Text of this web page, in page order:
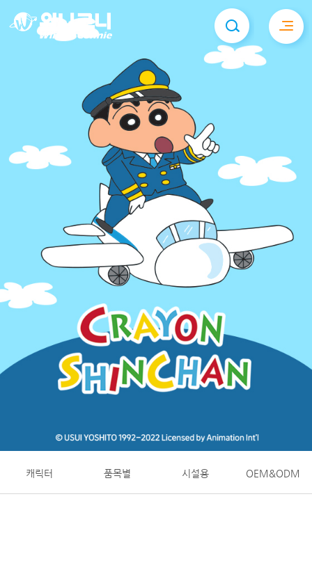
캐릭터 품목별 시설용 OEM&ODM